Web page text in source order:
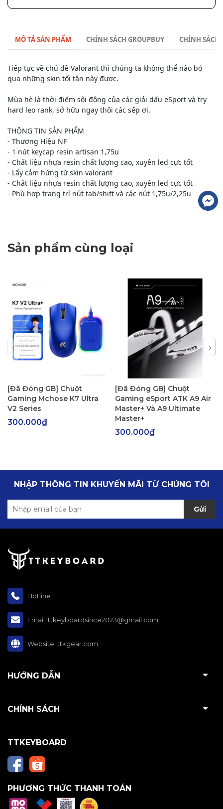
MÔ TẢ SẢN PHẨM CHÍNH SÁCH GROUPBUY CHÍNH SÁCH
Tiếp tục về chủ đề Valorant thì chúng ta không thể nào bỏ
qua những skin tối tân này được.
Mùa hè là thời điểm sôi động của các giải dấu eSport và try
hard leo rank, sở hữu ngay thôi các sếp ơi.
THÔNG TIN SẢN PHẨM
- Thương Hiệu NF
- 1 nút keycap resin artisan 1,75u
- Chất liệu nhựa resin chất lượng cao, xuyên led cực tốt
- Lấy cảm hứng từ skin valorant
- Chất liệu nhựa resin chất lượng cao, xuyên led cực tốt
- Phù hợp trang trí nút tab/shift và các nút 1,75u/2,25u
Sản phẩm cùng loại
[Đã Đóng GB] Chuột
Gaming Mchose K7 Ultra
V2 Series
300.000₫
[Đã Đóng GB] Chuột
Gaming eSport ATK A9 Air
Master+ Và A9 Ultimate
Master+
300.000₫
NHẬP THÔNG TIN KHUYẾN MÃI TỪ CHÚNG TÔI
Gửi
Hotline:
Email:ttkeyboardsince2023@gmail.com
Website:ttkgear.com
HƯỚNG DẪN
CHÍNH SÁCH
TTKEYBOARD
PHƯƠNG THỨC THANH TOÁN